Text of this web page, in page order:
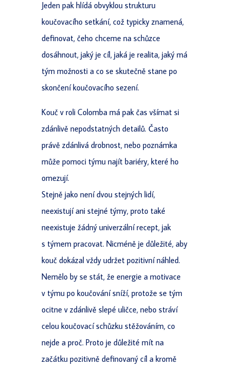
Jeden pak hlídá obvyklou strukturu
koučovacího setkání, což typicky znamená,
definovat, čeho chceme na schůzce
dosáhnout, jaký je cíl, jaká je realita, jaký má
tým možnosti a co se skutečně stane po
skončení koučovacího sezení.
Kouč v roli Colomba má pak čas všímat si
zdánlivě nepodstatných detailů. Často
právě zdánlivá drobnost, nebo poznámka
může pomoci týmu najít bariéry, které ho
omezují.
Stejně jako není dvou stejných lidí,
neexistují ani stejné týmy, proto také
neexistuje žádný univerzální recept, jak
s týmem pracovat. Nicméně je důležité, aby
kouč dokázal vždy udržet pozitivní náhled.
Nemělo by se stát, že energie a motivace
v týmu po koučování sníží, protože se tým
ocitne v zdánlivě slepé uličce, nebo stráví
celou koučovací schůzku stěžováním, co
nejde a proč. Proto je důležité mít na
začátku pozitivně definovaný cíl a kromě